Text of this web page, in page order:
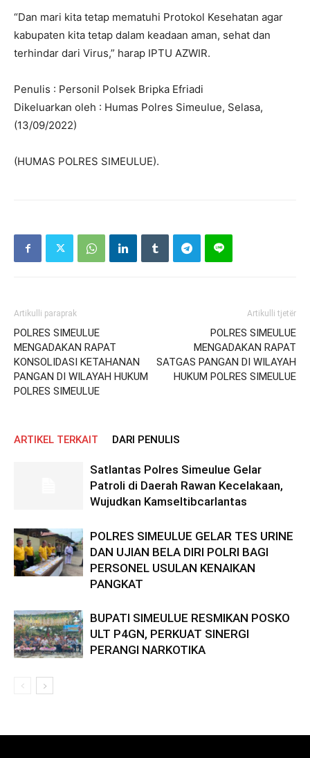
“Dan mari kita tetap mematuhi Protokol Kesehatan agar
kabupaten kita tetap dalam keadaan aman, sehat dan
terhindar dari Virus,” harap IPTU AZWIR.
Penulis : Personil Polsek Bripka Efriadi
Dikeluarkan oleh : Humas Polres Simeulue, Selasa,
(13/09/2022)
(HUMAS POLRES SIMEULUE).
Artikulli paraprak
POLRES SIMEULUE
MENGADAKAN RAPAT
KONSOLIDASI KETAHANAN
PANGAN DI WILAYAH HUKUM
POLRES SIMEULUE
Artikulli tjetër
POLRES SIMEULUE
MENGADAKAN RAPAT
SATGAS PANGAN DI WILAYAH
HUKUM POLRES SIMEULUE
ARTIKEL TERKAIT DARI PENULIS
Satlantas Polres Simeulue Gelar
Patroli di Daerah Rawan Kecelakaan,
Wujudkan Kamseltibcarlantas
POLRES SIMEULUE GELAR TES URINE
DAN UJIAN BELA DIRI POLRI BAGI
PERSONEL USULAN KENAIKAN
PANGKAT
BUPATI SIMEULUE RESMIKAN POSKO
ULT P4GN, PERKUAT SINERGI
PERANGI NARKOTIKA